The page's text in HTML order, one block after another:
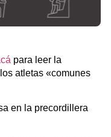
para leer la
atletas «comunes
en la precordillera